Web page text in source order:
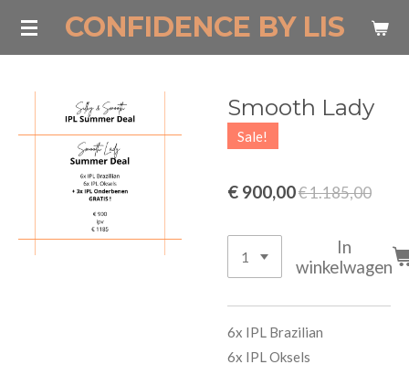
Ga
hoofdinhoud
CONFIDENCE BY LIS
Smooth Lady
Sale!
€ 900,00€ 1.185,00
In
winkelwagen
6x IPL Brazilian
6x IPL Oksels